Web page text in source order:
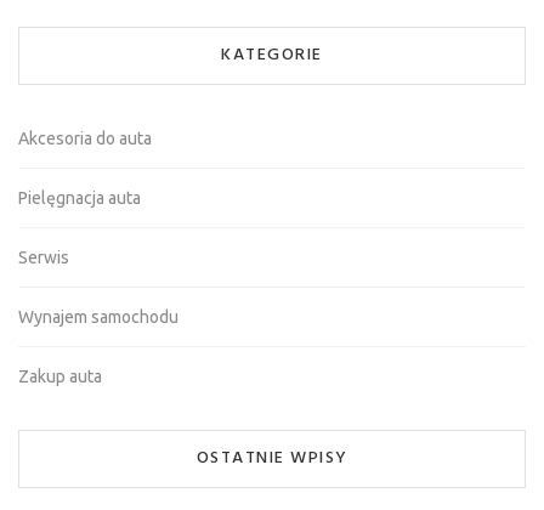
KATEGORIE
Akcesoria do auta
Pielęgnacja auta
Serwis
Wynajem samochodu
Zakup auta
OSTATNIE WPISY